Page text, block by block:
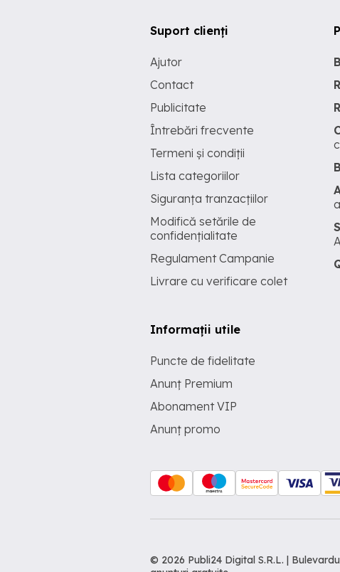
Suport clienți
Ajutor
Contact
Publicitate
Întrebări frecvente
Termeni și condiții
Lista categoriilor
Siguranța tranzacțiilor
Modifică setările de
confidențialitate
Regulament Campanie
Livrare cu verificare colet
Informații utile
Puncte de fidelitate
Anunț Premium
Abonament VIP
Anunț promo
© 2026 Publi24 Digital S.R.L. |